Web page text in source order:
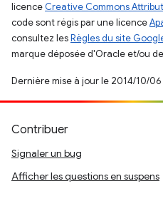
licence Creative Commons
code sont régis par une licence
consultez lesRègles du site
marque déposée d'Oracle et/ou
Dernière mise à jour le 2014/10/06
Contribuer
Signaler un bug
Afficher les questions en suspens